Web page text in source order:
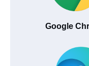
Google